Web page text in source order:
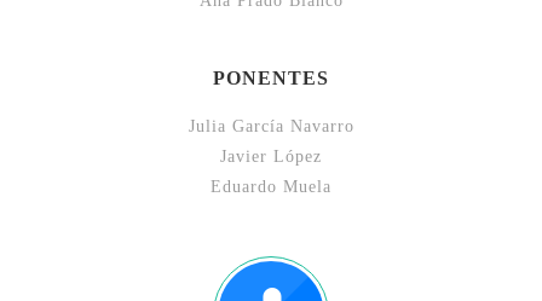
PONENTES
Julia García Navarro
Javier López
Eduardo Muela